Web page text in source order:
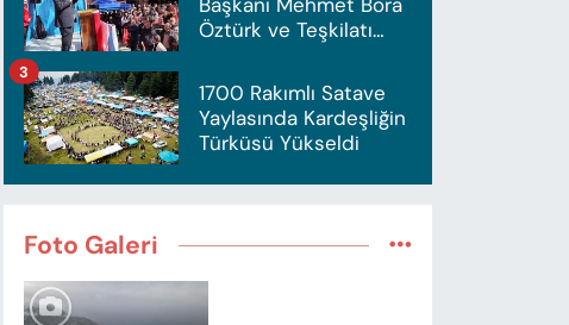
Öztürk ve Teşkilatı
1700 Rakımlı Satave
Yaylasında Kardeşliğin
Türküsü Yükseldi
3
Foto Galeri